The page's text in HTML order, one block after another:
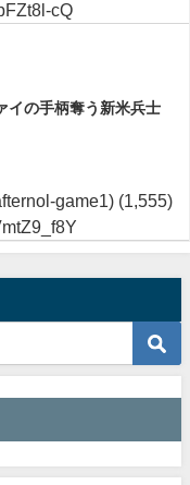
cQ
イの手柄奪う新米兵士
game1) (1,555)